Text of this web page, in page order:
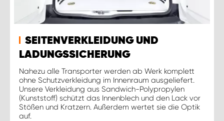
SEITENVERKLEIDUNG UND
LADUNGSSICHERUNG
Nahezu alle Transporter werden ab Werk komplett
ohne Schutzverkleidung im Innenraum ausgeliefert.
Unsere Verkleidung aus Sandwich-Polypropylen
(Kunststoff) schützt das Innenblech und den Lack vor
Stößen und Kratzern. Außerdem wertet sie die Optik
auf.